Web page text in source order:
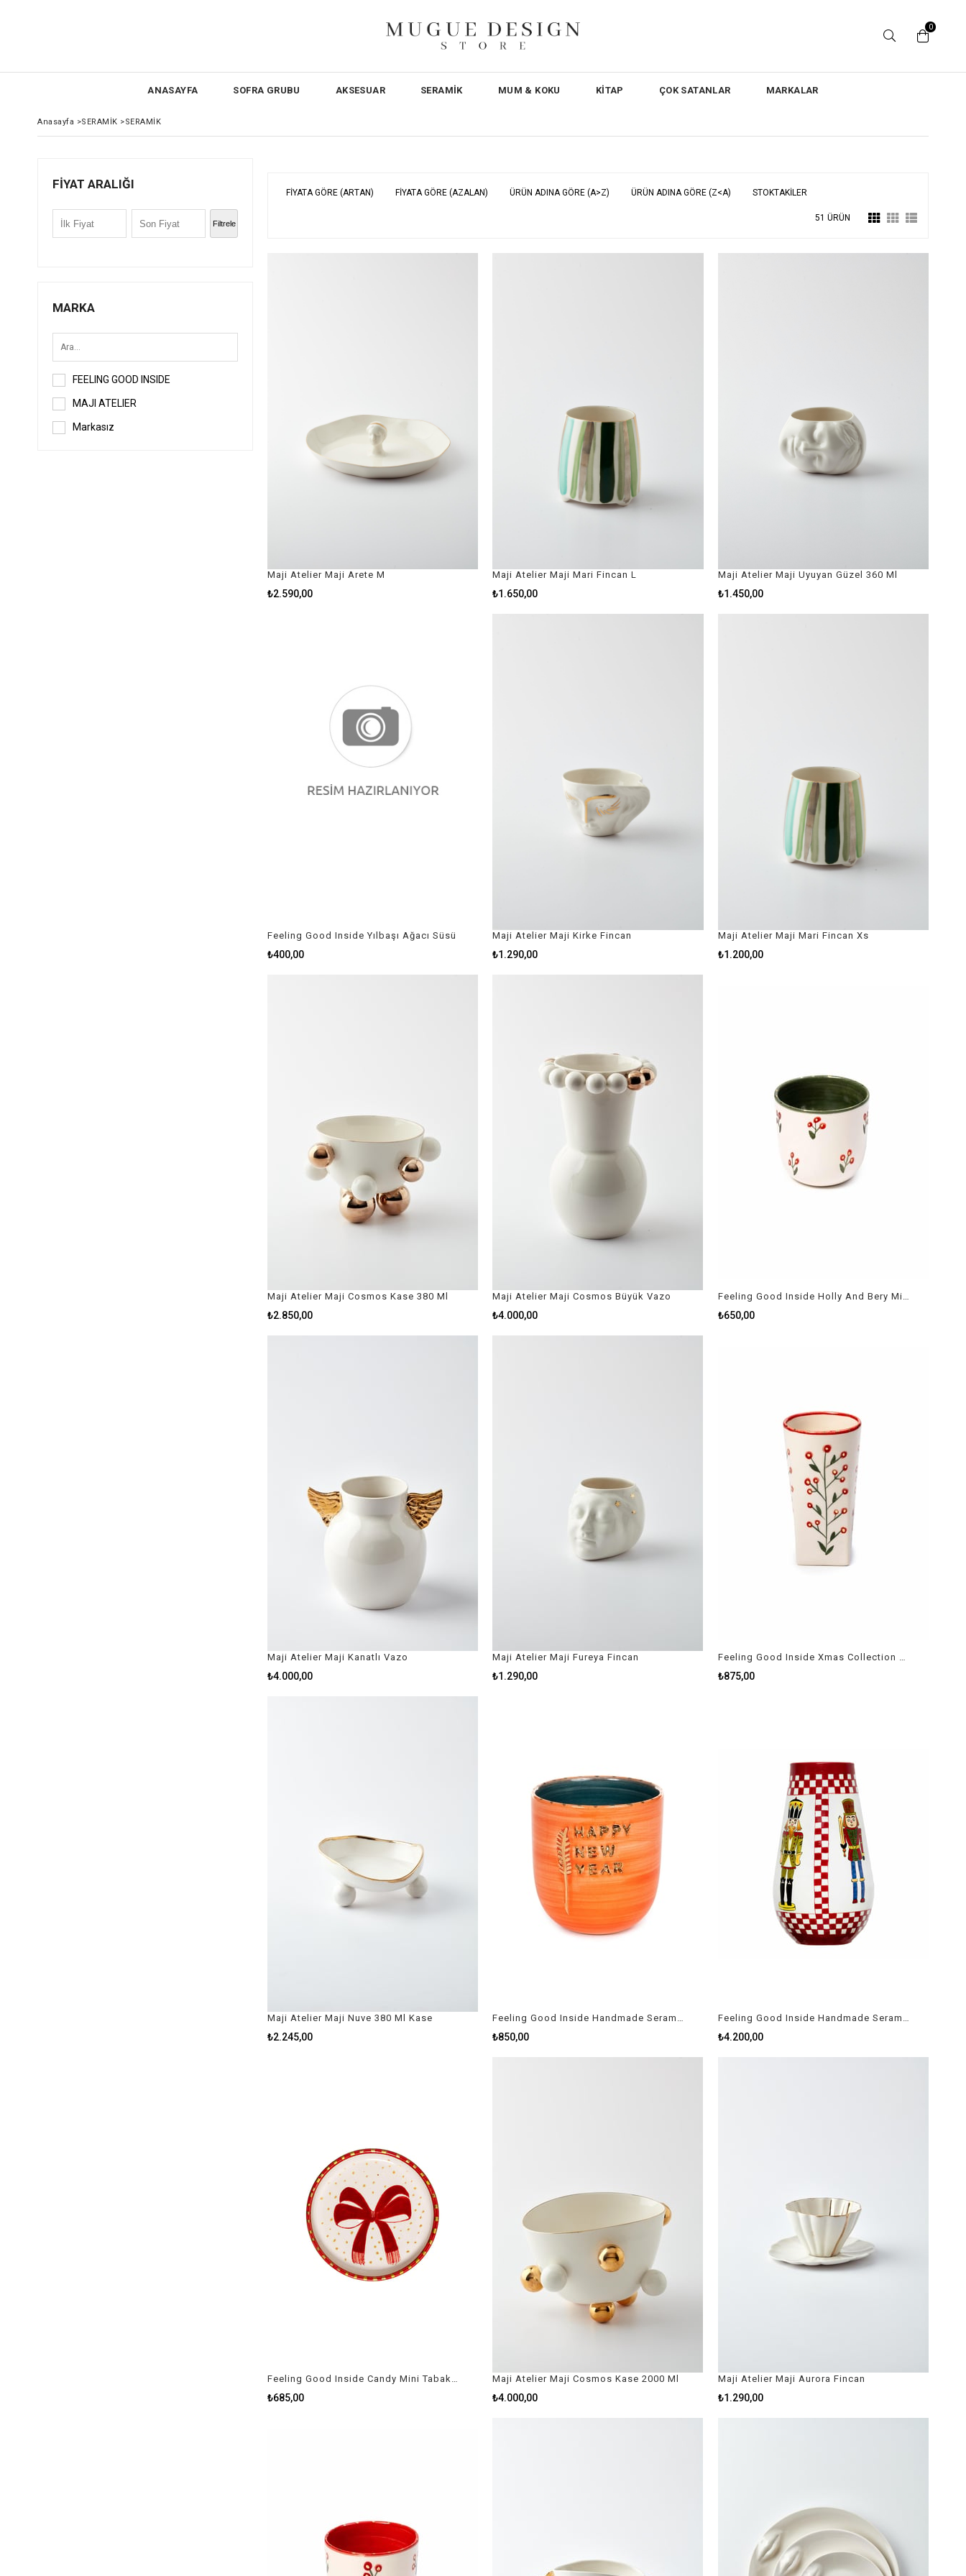
0
ANASAYFA SOFRA GRUBU AKSESUAR SERAMİK MUM & KOKU KİTAP ÇOK SATANLAR MARKALAR
Anasayfa >SERAMİK >SERAMİK
FIYAT ARALIĞI
Filtrele
MARKA
FEELING GOOD INSIDE
MAJI ATELIER
Markasız
FIYATA GÖRE (ARTAN) FIYATA GÖRE (AZALAN) ÜRÜN ADINA GÖRE (A>Z) ÜRÜN ADINA GÖRE (Z<A) STOKTAKILER
51 ÜRÜN
Maji Atelier Maji Arete M
₺2.590,00
Maji Atelier Maji Mari Fincan L
₺1.650,00
Maji Atelier Maji Uyuyan Güzel 360 Ml
₺1.450,00
Feeling Good Inside Yılbaşı Ağacı Süsü
₺400,00
Maji Atelier Maji Kirke Fincan
₺1.290,00
Maji Atelier Maji Mari Fincan Xs
₺1.200,00
Maji Atelier Maji Cosmos Kase 380 Ml
₺2.850,00
Maji Atelier Maji Cosmos Büyük Vazo
₺4.000,00 ₺650,00
Maji Atelier Maji Kanatlı Vazo
₺4.000,00
Maji Atelier Maji Fureya Fincan
₺1.290,00 ₺875,00
Maji Atelier Maji Nuve 380 Ml Kase
₺2.245,00 ₺850,00 ₺4.200,00
₺685,00
Maji Atelier Maji Cosmos Kase 2000 Ml
₺4.000,00
Maji Atelier Maji Aurora Fincan
₺1.290,00